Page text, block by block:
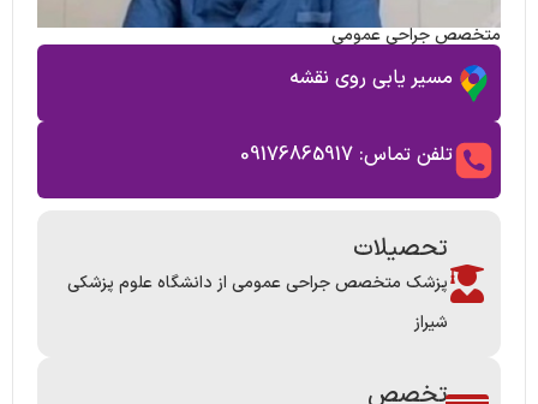
متخصص جراحی عمومی
مسیر یابی روی نقشه
تلفن تماس: 09176865917
تحصیلات
پزشک متخصص جراحی عمومی از دانشگاه علوم پزشکی
شیراز
تخصص